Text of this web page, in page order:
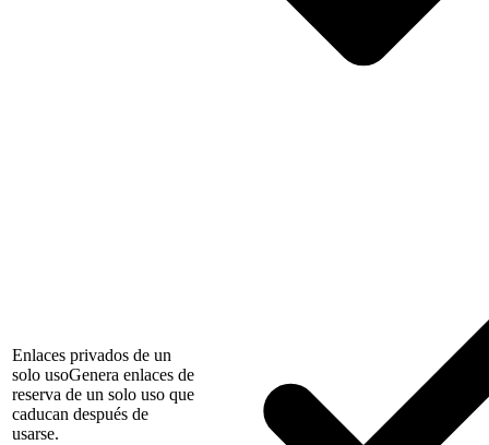
Enlaces privados de un
solo usoGenera enlaces de
reserva de un solo uso que
caducan después de
usarse.